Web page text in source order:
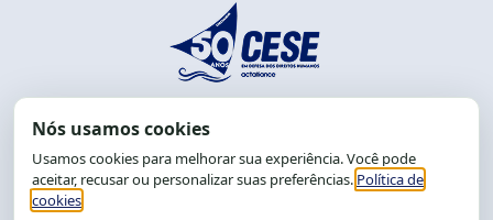
End.: R. da Graça, 150. Graça
CEP: 40.150-055
Salvador-BA, Brasil.
Tel.: (71) 2104-5457, Cel.: (71) 9 9239-2104 ou 2105